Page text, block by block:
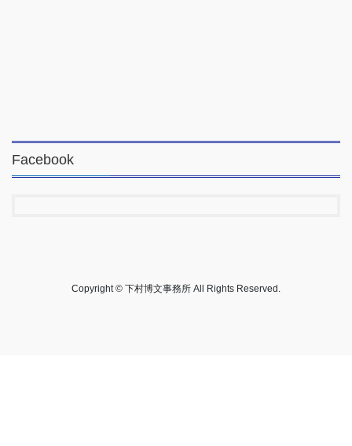
Facebook
Copyright © 下村博文事務所 All Rights Reserved.